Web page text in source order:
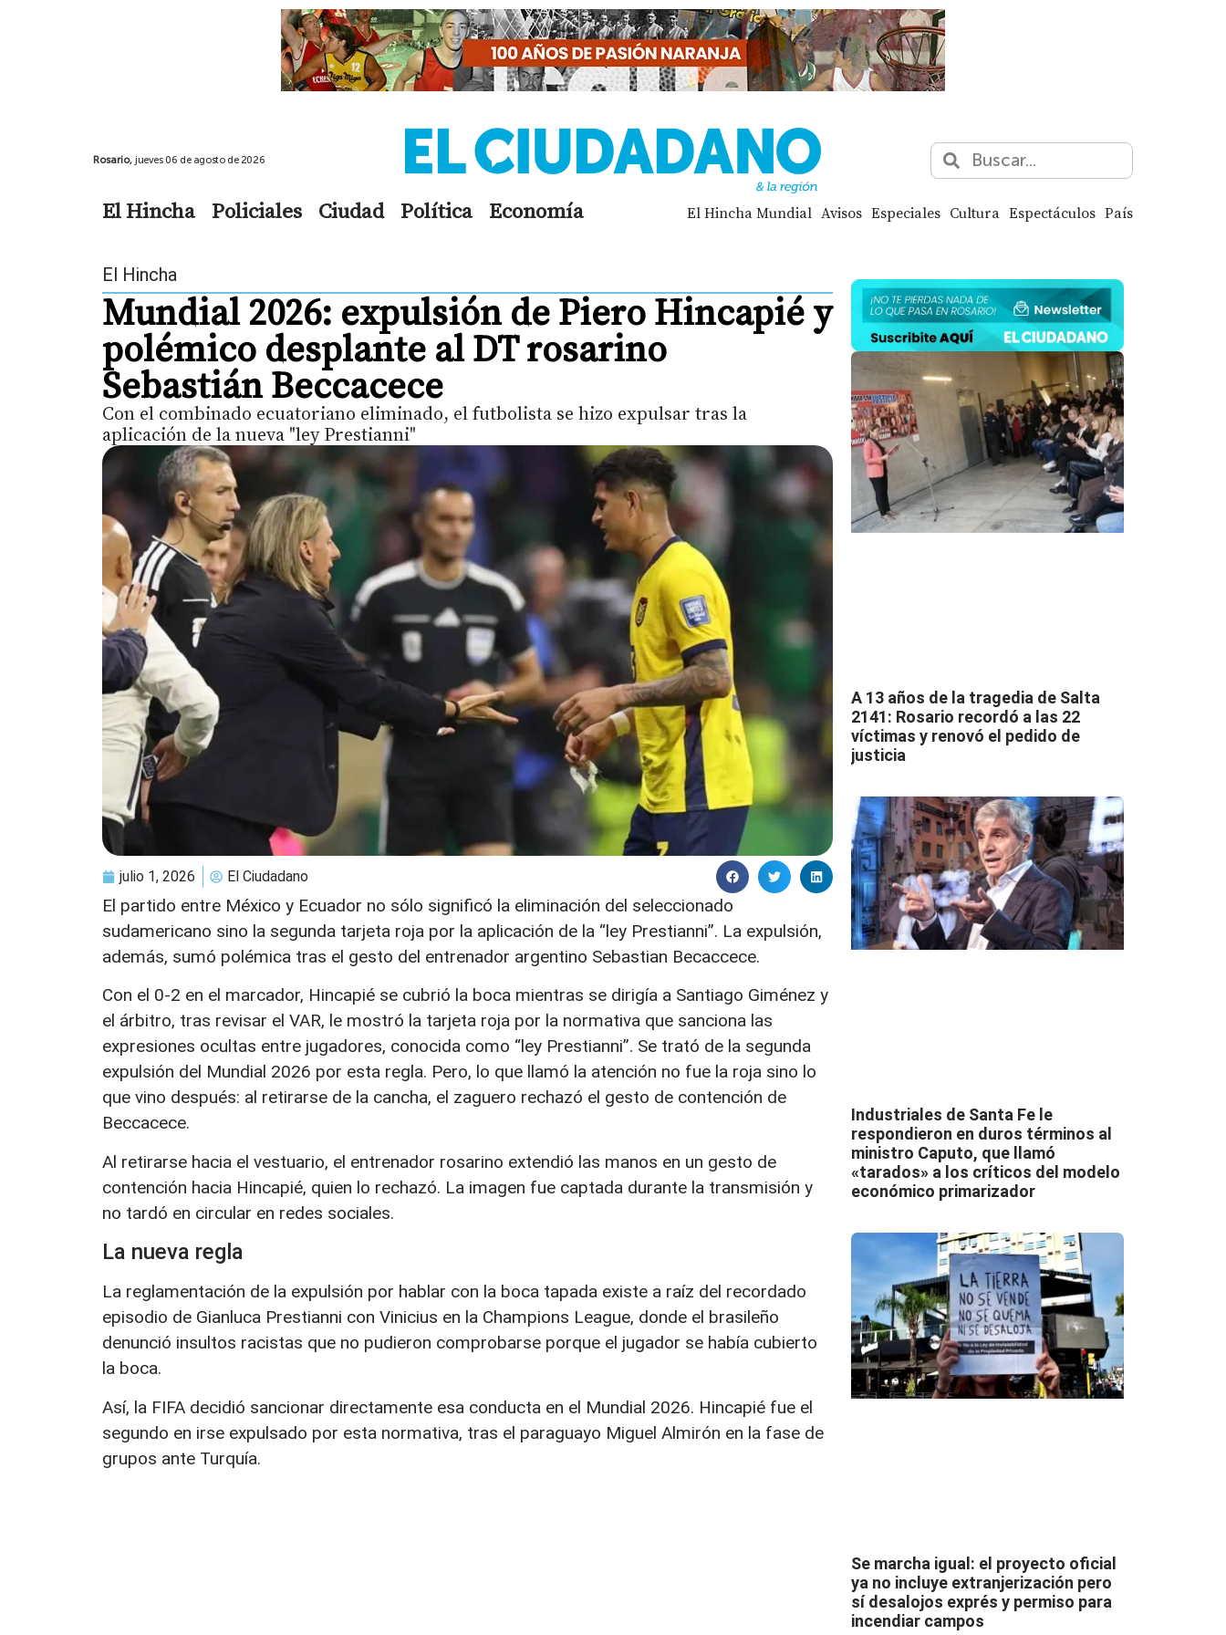
Rosario, jueves 06 de agosto de 2026
El Hincha Policiales Ciudad Política Economía El Hincha Mundial Avisos Especiales Cultura Espectáculos País
El Hincha
Mundial 2026: expulsión de Piero Hincapié y
polémico desplante al DT rosarino
Sebastián Beccacece
Con el combinado ecuatoriano eliminado, el futbolista se hizo expulsar tras la
aplicación de la nueva "ley Prestianni"
julio 1, 2026 El Ciudadano
El partido entre México y Ecuador no sólo significó la eliminación del seleccionado
sudamericano sino la segunda tarjeta roja por la aplicación de la “ley Prestianni”. La expulsión,
además, sumó polémica tras el gesto del entrenador argentino Sebastian Becaccece.
Con el 0-2 en el marcador, Hincapié se cubrió la boca mientras se dirigía a Santiago Giménez y
el árbitro, tras revisar el VAR, le mostró la tarjeta roja por la normativa que sanciona las
expresiones ocultas entre jugadores, conocida como “ley Prestianni”. Se trató de la segunda
expulsión del Mundial 2026 por esta regla. Pero, lo que llamó la atención no fue la roja sino lo
que vino después: al retirarse de la cancha, el zaguero rechazó el gesto de contención de
Beccacece.
Al retirarse hacia el vestuario, el entrenador rosarino extendió las manos en un gesto de
contención hacia Hincapié, quien lo rechazó. La imagen fue captada durante la transmisión y
no tardó en circular en redes sociales.
La nueva regla
La reglamentación de la expulsión por hablar con la boca tapada existe a raíz del recordado
episodio de Gianluca Prestianni con Vinicius en la Champions League, donde el brasileño
denunció insultos racistas que no pudieron comprobarse porque el jugador se había cubierto
la boca.
Así, la FIFA decidió sancionar directamente esa conducta en el Mundial 2026. Hincapié fue el
segundo en irse expulsado por esta normativa, tras el paraguayo Miguel Almirón en la fase de
grupos ante Turquía.
A 13 años de la tragedia de Salta
2141: Rosario recordó a las 22
víctimas y renovó el pedido de
justicia
Industriales de Santa Fe le
respondieron en duros términos al
ministro Caputo, que llamó
«tarados» a los críticos del modelo
económico primarizador
Se marcha igual: el proyecto oficial
ya no incluye extranjerización pero
sí desalojos exprés y permiso para
incendiar campos